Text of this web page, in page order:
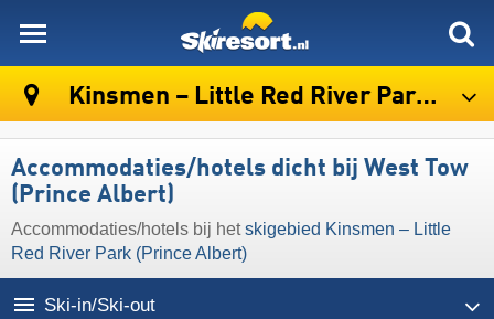
Kinsmen – Little Red River Park (Prince Albert)
Accommodaties/hotels dicht bij West Tow
(Prince Albert)
Accommodaties/hotels bij hetskigebied Kinsmen – Little
Red River Park (Prince Albert)
Ski-in/Ski-out